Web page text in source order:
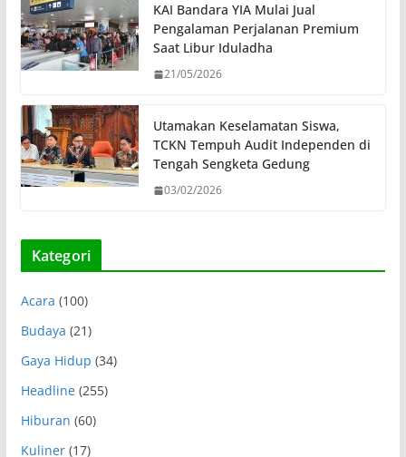
KAI Bandara YIA Mulai Jual
Pengalaman Perjalanan Premium
Saat Libur Iduladha
21/05/2026
Utamakan Keselamatan Siswa,
TCKN Tempuh Audit Independen di
Tengah Sengketa Gedung
03/02/2026
Kategori
Acara (100)
Budaya (21)
Gaya Hidup (34)
Headline(255)
Hiburan (60)
Kuliner(17)